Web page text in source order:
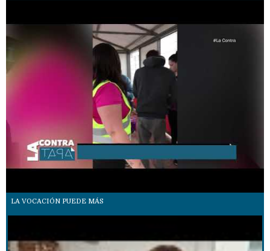
LA VOCACIÓN PUEDE MÁS